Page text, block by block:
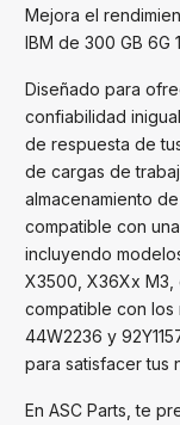
Mejora el
IBM de 300 GB 6G
Diseñado para
confiabilidad
de respuesta de
de cargas de
almacenamiento
compatible con
incluyendo
X3500, X36Xx M3,
compatible con los
44W2236 y
para satisfacer tus
En ASC Parts, te